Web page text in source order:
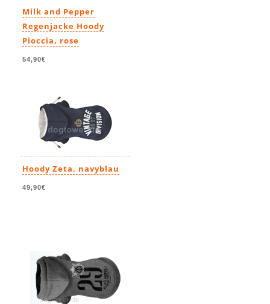
Milk and Pepper
Regenjacke Hoody
Pioccia, rose
54,90€
Hoody Zeta, navyblau
49,90€